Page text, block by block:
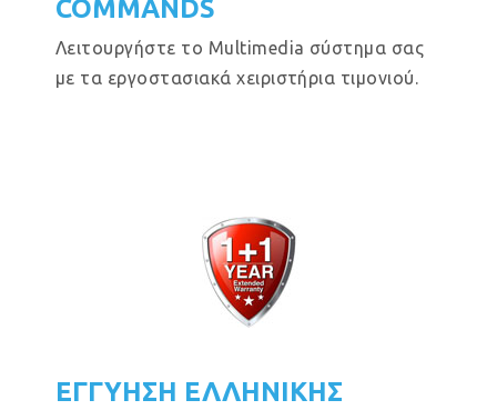
COMMANDS
Λειτουργήστε το Multimedia σύστημα σας
με τα εργοστασιακά χειριστήρια τιμονιού.
ΕΓΓΥΗΣΗ ΕΛΛΗΝΙΚΗΣ